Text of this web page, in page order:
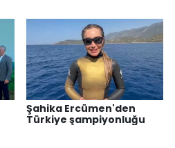
Şahika Ercümen'den
Türkiye şampiyonluğu